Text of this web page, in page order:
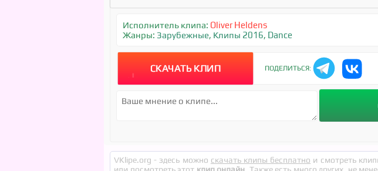
Исполнитель клипа: Oliver Heldens
Жанры: Зарубежные, Клипы 2016, Dance
СКАЧАТЬ КЛИП ПОДЕЛИТЬСЯ:
VKlipe.org - здесь можно скачать клипы бесплатно и смотреть